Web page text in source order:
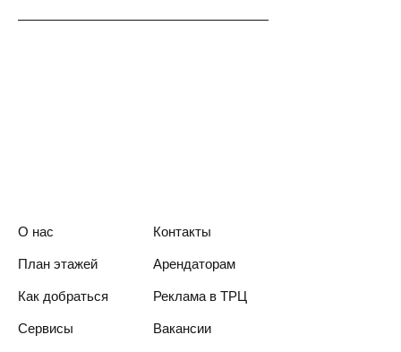
О нас
План этажей
Как добраться
Арендаторам
Контакты
Реклама в ТРЦ
Сервисы Вакансии